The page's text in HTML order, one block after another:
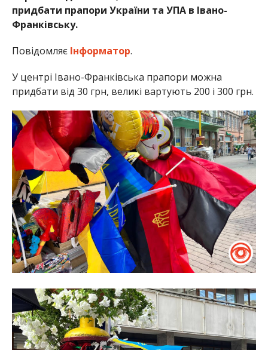
придбати прапори України та УПА в Івано-
Франківську.
Повідомляє Інформатор.
У центрі Івано-Франківська прапори можна
придбати від 30 грн, великі вартують 200 і 300 грн.